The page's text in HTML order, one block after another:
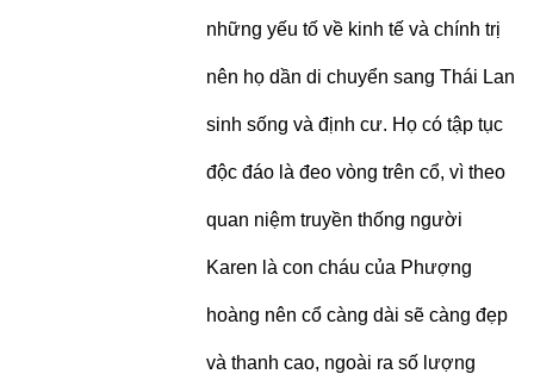
những yếu tố về kinh tế và chính trị
nên họ dần di chuyển sang Thái Lan
sinh sống và định cư. Họ có tập tục
độc đáo là đeo vòng trên cổ, vì theo
quan niệm truyền thống người
Karen là con cháu của Phượng
hoàng nên cổ càng dài sẽ càng đẹp
và thanh cao, ngoài ra số lượng